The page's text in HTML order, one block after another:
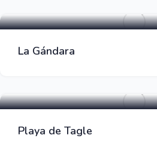
La Gándara
Playa de Tagle